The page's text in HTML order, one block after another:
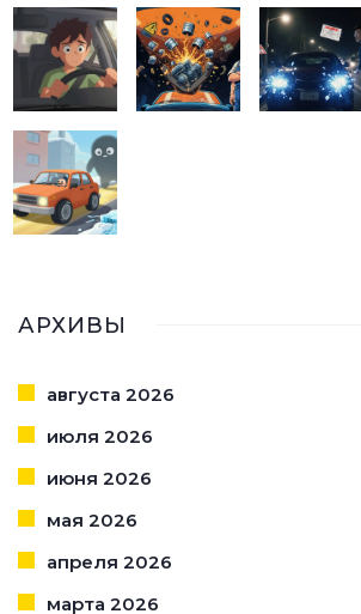
АРХИВЫ
августа 2026
июля 2026
июня 2026
мая 2026
апреля 2026
марта 2026